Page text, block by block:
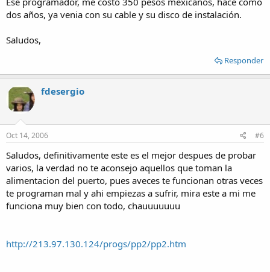
dos años, ya venia con su cable y su disco de instalación.
Saludos,
Responder
fdesergio
Oct 14, 2006 #6
Saludos, definitivamente este es el mejor despues de probar
varios, la verdad no te aconsejo aquellos que toman la
alimentacion del puerto, pues aveces te funcionan otras veces
te programan mal y ahi empiezas a sufrir, mira este a mi me
funciona muy bien con todo, chauuuuuuu
http://213.97.130.124/progs/pp2/pp2.htm